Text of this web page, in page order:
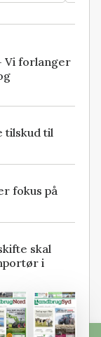
Vi forlanger
tilskud til
fokus på
skal
i